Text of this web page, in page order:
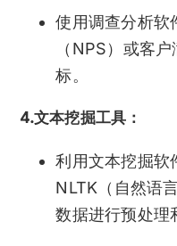
使用调查分析软
（NPS）或客
标。
4.文本挖掘工具：
利用文本挖掘
NLTK（自然语
数据进行预处理